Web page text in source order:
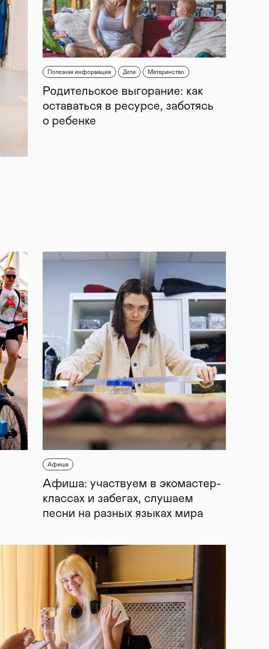
Полезная информация Дети Материнство
Родительское выгорание: как
оставаться в ресурсе, заботясь
о ребенке
Афиша
Афиша: участвуем в экомастер-
классах и забегах, слушаем
песни на разных языках мира